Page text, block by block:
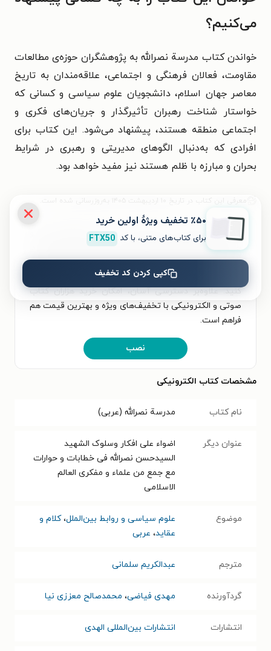
می‌کنیم؟
خواندن کتاب مدرسة نصرالله به پژوهشگران حوزه‌ی مطالعات
مقاومت، فعالان فرهنگی و اجتماعی، علاقه‌مندان به تاریخ
معاصر جهان اسلام، دانشجویان علوم سیاسی و کسانی که
خواستار شناخت رهبران تأثیرگذار و جریان‌های فکری و
اجتماعی منطقه هستند، پیشنهاد می‌شود. این کتاب برای
افرادی که به‌دنبال الگوهای مدیریتی و رهبری در شرایط
بحران و مبارزه با ظلم هستند نیز مفید خواهد بود.
برای تجربه‌ای بهتر در دانلود کتاب مدرسة نصرالله (عربی) و
خواندن آن، اپلیکیشن طاقچه را به‌صورت رایگان نصب کنید.
در اپلیکیشن می‌توانید مطالعه‌ی خود را شخصی‌سازی کنید
و لذت خواندن و شنیدن کتاب‌ها را همیشه و همه‌جا تجربه
کنید. علاوه‌بر دسترسی آسان، امکان خرید هزاران کتاب
صوتی و الکترونیکی با تخفیف‌های ویژه و بهترین قیمت هم
فراهم است.
نصب
مشخصات کتاب الکترونیکی
نام کتاب مدرسة نصرالله (عربی)
عنوان دیگر
اضواء علی افکار وسلوک الشهید
السیدحسن نصرالله فی خطابات و حوارات
مع جمع من علماء و مفکری العالم
الاسلامی
موضوع علوم سیاسی و روابط بین‌الملل،کلام و
عقاید، عربی
مترجم عبدالکریم سلمانی
گردآورنده مهدی فیاضی، محمدصالح معززی نیا
انتشارات انتشارات بین‌المللی الهدی
٪۵۰ تخفیف ویژۀ اولین خرید
برای کتاب‌های متنی، با کد FTX50
کپی کردن کد تخفیف